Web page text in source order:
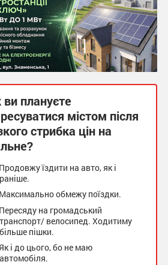
ви плануєте
містом після
стрибка цін на
Продовжу їздити на авто, як і
раніше.
Максимально обмежу поїздки.
Пересяду на громадський
транспорт/ велосипед. Ходитиму
більше пішки.
Як і до цього, бо не маю
автомобіля.